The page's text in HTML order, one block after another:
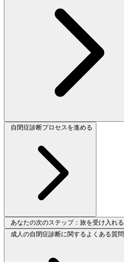
自閉症診断プロセスを進める
あなたの次のステップ：旅を受け入れる
成人の自閉症診断に関するよくある質問